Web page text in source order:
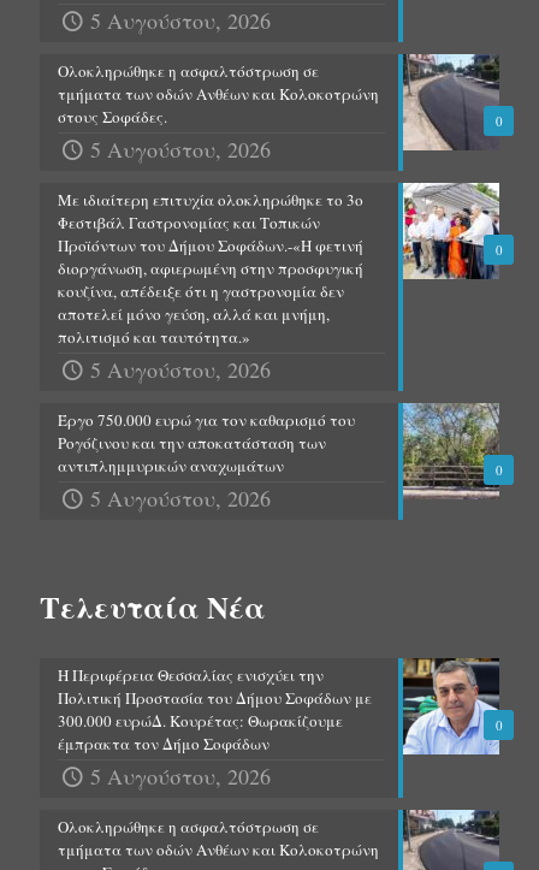
5 Αυγούστου, 2026
0
Ολοκληρώθηκε η ασφαλτόστρωση σε
τμήματα των οδών Ανθέων και Κολοκοτρώνη
στους Σοφάδες.
5 Αυγούστου, 2026
0
Με ιδιαίτερη επιτυχία ολοκληρώθηκε το 3ο
Φεστιβάλ Γαστρονομίας και Τοπικών
Προϊόντων του Δήμου Σοφάδων.-«Η φετινή
διοργάνωση, αφιερωμένη στην προσφυγική
κουζίνα, απέδειξε ότι η γαστρονομία δεν
αποτελεί μόνο γεύση, αλλά και μνήμη,
πολιτισμό και ταυτότητα.»
5 Αυγούστου, 2026
0
Έργο 750.000 ευρώ για τον καθαρισμό του
Ρογόζινου και την αποκατάσταση των
αντιπλημμυρικών αναχωμάτων
5 Αυγούστου, 2026
Τελευταία Νέα
0
Η Περιφέρεια Θεσσαλίας ενισχύει την
Πολιτική Προστασία του Δήμου Σοφάδων με
300.000 ευρώΔ. Κουρέτας: Θωρακίζουμε
έμπρακτα τον Δήμο Σοφάδων
5 Αυγούστου, 2026
Ολοκληρώθηκε η ασφαλτόστρωση σε
τμήματα των οδών Ανθέων και Κολοκοτρώνη